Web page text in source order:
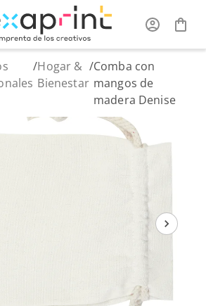
/Hogar &
Bienestar
/Comba con
mangos de
madera Denise